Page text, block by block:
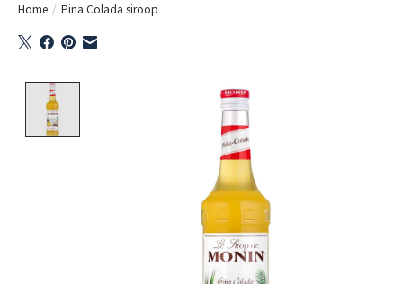
Home / Pina Colada siroop
Product image slideshow Items